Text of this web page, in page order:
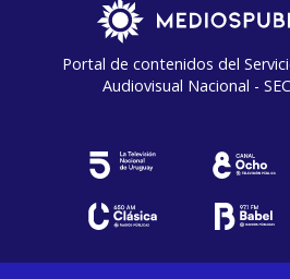
Portal de contenidos del
Audiovisual Nacional -